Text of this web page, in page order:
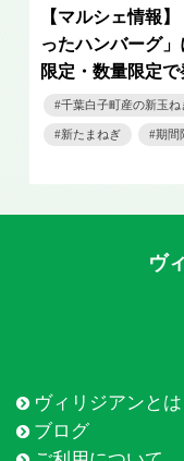
【マルシェ情報
ったハンバーグ
限定・数量限定で
千葉白子町産の新玉
新たまねぎ 期間
ヴ
ヴィリジアンとは
ブログ